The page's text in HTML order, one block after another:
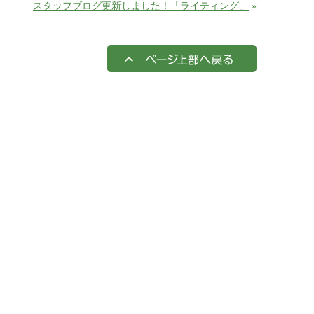
スタッフブログ更新しました！「ライティング」 »